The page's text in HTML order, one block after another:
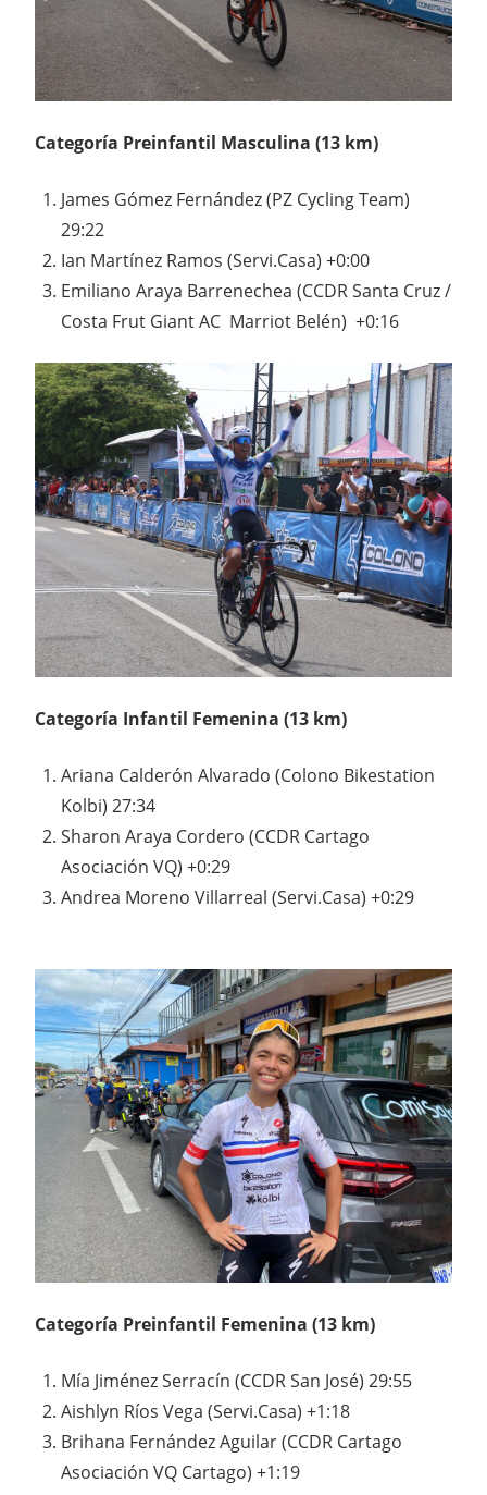
Categoría Preinfantil Masculina (13 km)
James Gómez Fernández (PZ Cycling Team)
29:22
Ian Martínez Ramos (Servi.Casa) +0:00
Emiliano Araya Barrenechea (CCDR Santa Cruz /
Costa Frut Giant AC Marriot Belén) +0:16
Categoría Infantil Femenina (13 km)
Ariana Calderón Alvarado (Colono Bikestation
Kolbi) 27:34
Sharon Araya Cordero (CCDR Cartago
Asociación VQ) +0:29
Andrea Moreno Villarreal (Servi.Casa) +0:29
Categoría Preinfantil Femenina (13 km)
Mía Jiménez Serracín (CCDR San José) 29:55
Aishlyn Ríos Vega (Servi.Casa) +1:18
Brihana Fernández Aguilar (CCDR Cartago
Asociación VQ Cartago) +1:19